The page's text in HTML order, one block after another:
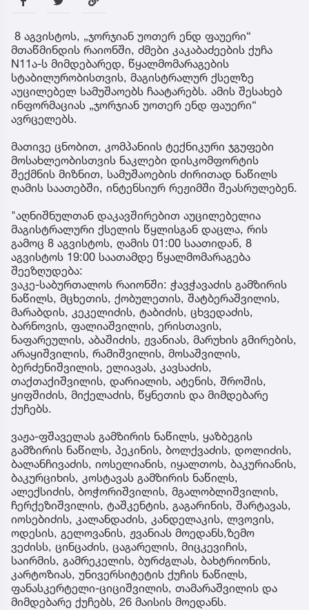
8 აგვისტოს, „ჯორჯიან უოთერ ენდ ფაუერი“
მთაწმინდის რაიონში, ძმები კაკაბაძეების ქუჩა
N11ა-ს მიმდებარედ, წყალმომარაგების
სტაბილურობისთვის, მაგისტრალურ ქსელზე
აუცილებელ სამუშაოებს ჩაატარებს. ამის შესახებ
ინფორმაციას „ჯორჯიან უოთერ ენდ ფაუერი“
ავრცელებს.
მათივე ცნობით, კომპანიის ტექნიკური ჯგუფები
მოსახლეობისთვის ნაკლები დისკომფორტის
შექმნის მიზნით, სამუშაოების ძირითად ნაწილს
ღამის საათებში, ინტენსიურ რეჟიმში შეასრულებენ.
"აღნიშნულთან დაკავშირებით აუცილებელია
მაგისტრალური ქსელის წყლისგან დაცლა, რის
გამოც 8 აგვისტოს, ღამის 01:00 საათიდან, 8
აგვისტოს 19:00 საათამდე წყალმომარაგება
შეეზღუდება:
ვაკე-საბურთალოს რაიონში: ჭავჭავაძის გამზირის
ნაწილს, მცხეთის, ქობულეთის, შატბერაშვილის,
მარაბდის, კეკელიძის, ტაბიძის, ცხვედაძის,
ბარნოვის, ფალიაშვილის, ერისთავის,
ნაფარეულის, აბაშიძის, ჟვანიას, მარუხის გმირების,
არაყიშვილის, რამიშვილის, მოსაშვილის,
ბერძენიშვილის, ელიავას, კავსაძის,
თაქთაქიშვილის, დარიალის, ატენის, შროშის,
ყიფშიძის, მიქელაძის, წყნეთის და მიმდებარე
ქუჩებს.
ვაჟა-ფშაველას გამზირის ნაწილს, ყაზბეგის
გამზირის ნაწილს, პეკინის, ბოლქვაძის, დოლიძის,
ბალანჩივაძის, იოსელიანის, იყალთოს, ბაკურიანის,
ბაკურციხის, კოსტავას გამზირის ნაწილს,
ალექსიძის, ბოჭორიშვილის, მგალობლიშვილის,
ჩერქეზიშვილის, ტაშკენტის, გაგარინის, შარტავას,
იოსებიძის, კალანდაძის, კანდელაკის, ლვოვის,
ოდესის, გელოვანის, ჟვანიას მოედანს,ზემო
ვეძისს, ცინცაძის, ცაგარელის, მიცკევიჩის,
საირმის, გამრეკელის, ბურძგლას, ბახტრიონის,
კარტოზიას, უნივერსიტეტის ქუჩის ნაწილს,
ფანასკერტელი-ციციშვილის, თამარაშვილის და
მიმდებარე ქუჩებს, 26 მაისის მოედანს.